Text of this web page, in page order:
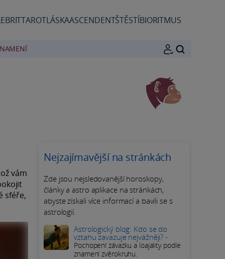
TAROTLÁSKAASCENDENTŠTĚSTÍBIORITMUS
vám
sféře,
Nejzajímavější na stránkách
Zde jsou nejsledovanější horoskopy,
články a astro aplikace na stránkách,
abyste získali více informací a bavili se s
astrologií.
Astrologický blog: Kdo se do
vztahu zavazuje nejvážněji? -
Pochopení závazku a loajality podle
znamení zvěrokruhu.